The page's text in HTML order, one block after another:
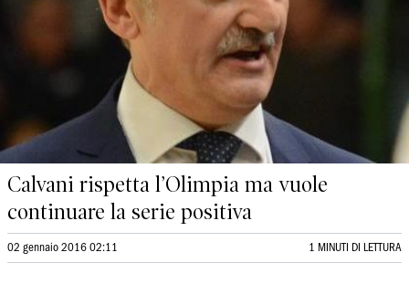
Calvani rispetta l’Olimpia ma vuole
continuare la serie positiva
02 gennaio 2016 02:11 1 MINUTI DI LETTURA